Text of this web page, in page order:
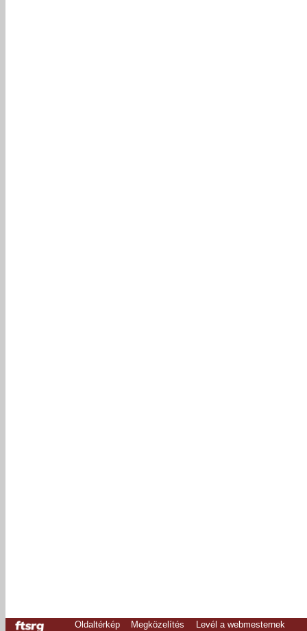
Oldaltérkép Megközelítés Levél a webmesternek